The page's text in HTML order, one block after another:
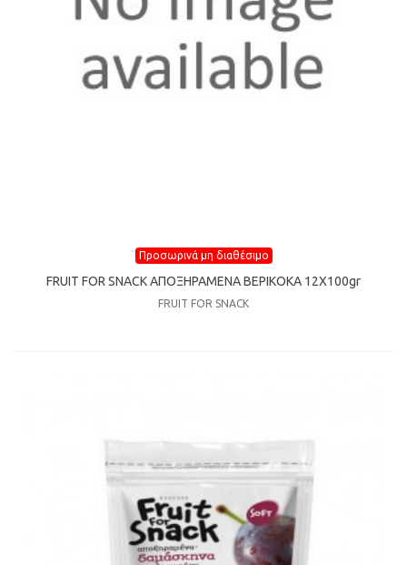
Προσωρινά μη διαθέσιμο
FRUIT FOR SNACK ΑΠΟΞΗΡΑΜΕΝΑ ΒΕΡΙΚΟΚΑ 12Χ100gr
FRUIT FOR SNACK